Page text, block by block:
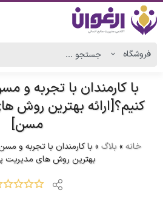
با کارمندان با تجربه و
کنیم؟[ارائه بهترین روش
مسن]
خانه »بلاگ »با کارمندان با تجربه و
بهترین روش های مدیریت